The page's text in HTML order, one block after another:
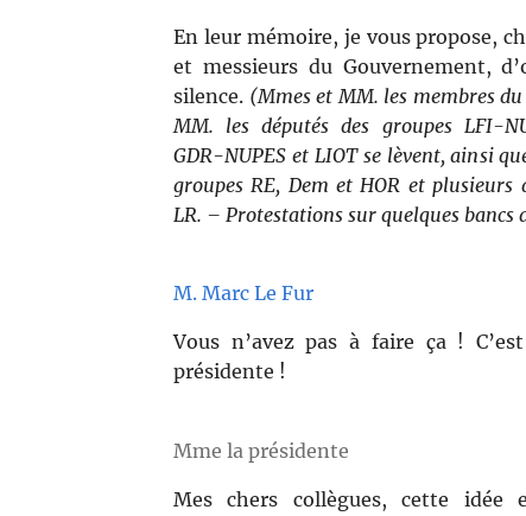
En leur mémoire, je vous propose,
et messieurs du Gouvernement,
silence. (Mmes et MM. les membres
MM. les députés des groupes LFI-
GDR-NUPES et LIOT se lèvent, ainsi
groupes RE, Dem et HOR et plusieurs
LR. – Protestations sur quelques bancs
M. Marc Le Fur
Vous n’avez pas à faire ça !
présidente !
Mme la présidente
Mes chers collègues, cette idée